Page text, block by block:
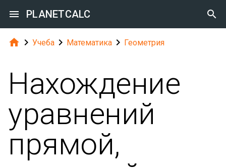
 PLANETCALC 
  Учеба  Математика  Геометрия
Нахождение
уравнений
прямой,